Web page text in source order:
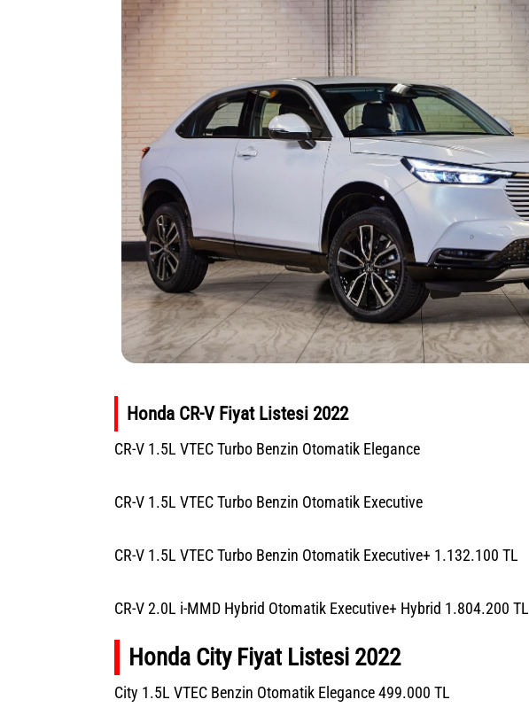
Honda CR-V Fiyat Listesi 2022
CR-V 1.5L VTEC Turbo Benzin Otomatik Elegance
CR-V 1.5L VTEC Turbo Benzin Otomatik Executive
CR-V 1.5L VTEC Turbo Benzin Otomatik Executive+ 1.132.100 TL
CR-V 2.0L i-MMD Hybrid Otomatik Executive+ Hybrid 1.804.200 TL
Honda City Fiyat Listesi 2022
City 1.5L VTEC Benzin Otomatik Elegance 499.000 TL